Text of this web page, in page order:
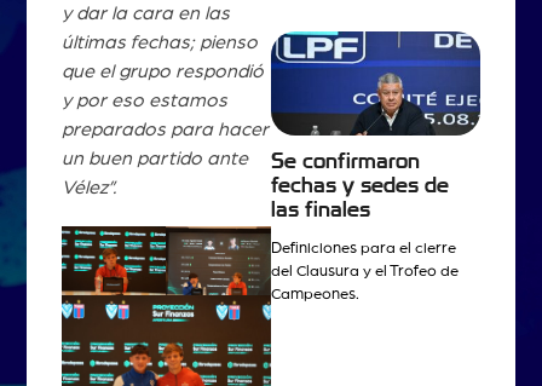
y dar la cara en las
últimas fechas; pienso
que el grupo respondió
y por eso estamos
preparados para hacer
un buen partido ante
Vélez”.
Se confirmaron
fechas y sedes de
las finales
Definiciones para el cierre
del Clausura y el Trofeo de
Campeones.